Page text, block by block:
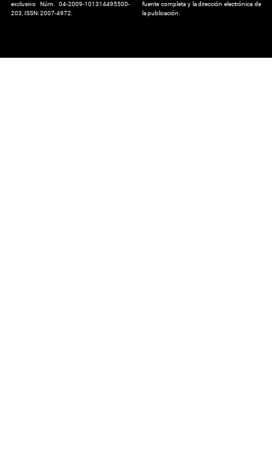
exclusivo Núm. 04-2009-101314495500-
203, ISSN: 2007-4972.
fuente completa y la dirección electrónica de
la publicación.